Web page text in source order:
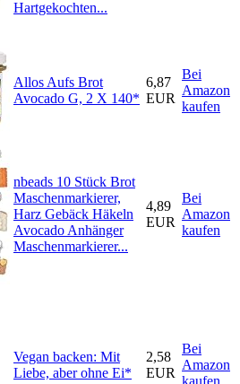
Hartgekochten...
Allos Aufs Brot
Avocado G, 2 X 140*
6,87
EUR
Bei
Amazon
kaufen
nbeads 10 Stück Brot
Maschenmarkierer,
Harz Gebäck Häkeln
Avocado Anhänger
Maschenmarkierer...
4,89
EUR
Bei
Amazon
kaufen
Vegan backen: Mit
Liebe, aber ohne Ei*
2,58
EUR
Bei
Amazon